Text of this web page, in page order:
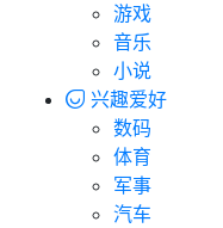
游戏
音乐
小说
兴趣爱好
数码
体育
军事
汽车